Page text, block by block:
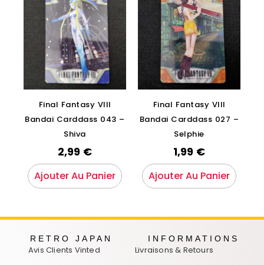
Final Fantasy VIII
Bandai Carddass 043 –
Shiva
2,99 €
Ajouter Au Panier
Final Fantasy VIII
Bandai Carddass 027 –
Selphie
1,99 €
Ajouter Au Panier
RETRO JAPAN
Avis Clients Vinted
INFORMATIONS
Livraisons & Retours